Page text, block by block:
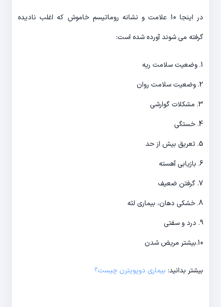
در اینجا 10 علامت و نشانه روماتیسم خاموش که اغلب نادیده
گرفته می شوند آورده شده است:
1. وضعیت سلامت ریه
2. وضعیت سلامت روان
3. مشکلات گوارشی
4. خستگی
5. تعریق بیش از حد
6. بازیابی آهسته
7. گرفتن ضعیف
8. خشکی دهان، بیماری لثه
9. درد و سفتی
10.بیشتر مریض شدن
بیشتر بدانید: بیماری دوپویترن چیست؟